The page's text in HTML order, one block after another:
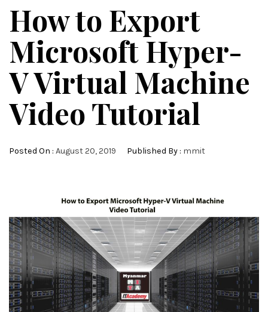
How to Export
Microsoft Hyper-
V Virtual Machine
Video Tutorial
Posted On : August 20, 2019 Published By : mmit